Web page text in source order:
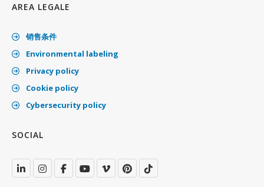
AREA LEGALE
销售条件
Environmental labeling
Privacy policy
Cookie policy
Cybersecurity policy
SOCIAL